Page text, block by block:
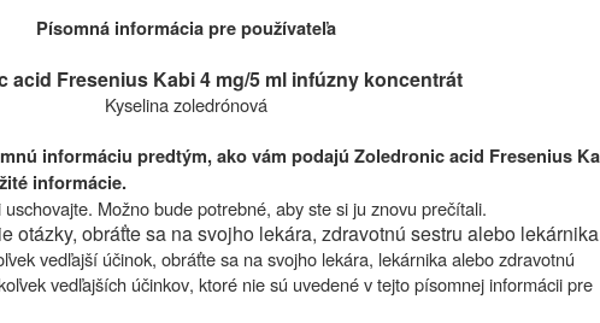
Písomná informácia pre používateľa
acid Fresenius Kabi 4 mg/5 ml infúzny koncentrát
Kyselina zoledrónová
informáciu predtým, ako vám podajú Zoledronic acid Fresenius
informácie.
Možno bude potrebné, aby ste si ju znovu prečítali.
otázky, obráťte sa na svojho lekára, zdravotnú sestru alebo
vedľajší účinok, obráťte sa na svojho lekára, lekárnika alebo zdravotnú
vedľajších účinkov, ktoré nie sú uvedené v tejto písomnej informácii pre